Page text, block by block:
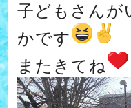
子どもさんが
かです
またきてね